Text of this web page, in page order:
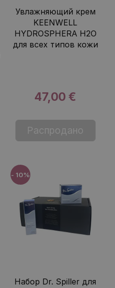
Увлажняющий крем
KEENWELL
HYDROSPHERA H2O
для всех типов кожи
47,00 €
Распродано
Набор Dr. Spiller для
- 10%